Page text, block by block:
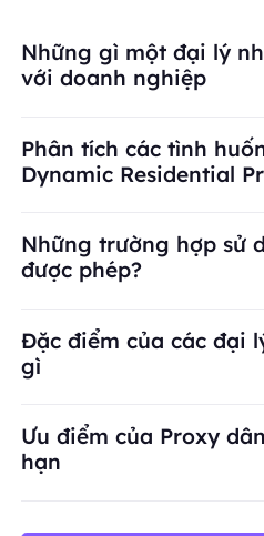
Những gì một đại lý
với doanh nghiệp
Phân tích các tình
Dynamic Residential
Những trường hợp sử
được phép?
BestProxy không hỗ
Đặc điểm của các đại
gì
Ưu điểm của Proxy
hạn